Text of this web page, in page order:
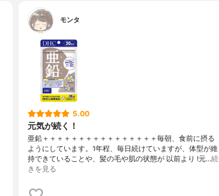
モンタ
5.00
元気が続く！
亜鉛＋＋＋＋＋＋＋＋＋＋＋＋＋＋＋＋毎朝、食前に摂る
ようにしています。1年程、毎日続けていますが、体型が維
持できていることや、髪の毛や肌の状態が 以前より !元…続
きを見る